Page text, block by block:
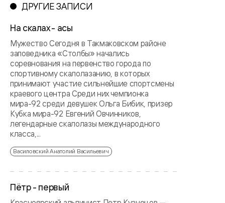
ДРУГИЕ ЗАПИСИ
На скалах - асы
Мужество Сегодня в Такмаковском районе
заповедника «Столбы» начались
соревнования на первенство города по
спортивному скалолазанию, в которых
принимают участие сильнейшие спортсмены
краевого центра Среди них чемпионка
мира-92 среди девушек Ольга Бибик, призер
Кубка мира-92 Евгений Овчинников,
легендарные скалолазы международного
класса,...
Василовский Анатолий Васильевич
Пётр - первый